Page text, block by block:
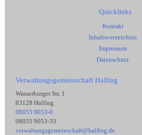
Quicklinks
Kontakt
Inhaltsverzeichnis
Impressum
Datenschutz
Verwaltungsgemeinschaft Halfing
Wasserburger Str. 1
83128 Halfing
08055 9053-0
08055 9053-33
verwaltungsgemeinschaft@halfing.de